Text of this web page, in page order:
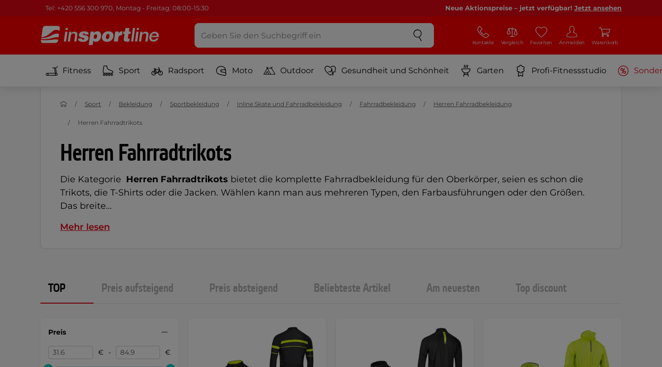
Tel: +420 556 300 970, Montag - Freitag: 08:00-15:30 Neue Aktionspreise – jetzt verfügbar! Jetzt ansehen
Kontakte Vergleich Favoriten Anmelden Warenkorb
Fitness Sport Radsport Moto Outdoor Gesundheit und Schönheit Garten Profi-Fitnessstudio
Herren Fahrradtrikots
Die Kategorie Herren Fahrradtrikots bietet die komplette Fahrradbekleidung für den Oberkörper, seien es schon die
Trikots, die T-Shirts oder die Jacken. Wählen kann man aus mehreren Typen, den Farbausführungen oder den Größen.
Das breite...
Mehr lesen
Sport Bekleidung Sportbekleidung Inline Skate und Fahrradbekleidung Fahrradbekleidung Herren Fahrradbekleidung
Herren Fahrradtrikots
TOP Preis aufsteigend Preis absteigend Beliebteste Artikel Am neuesten Top discount
Preis
€ - €